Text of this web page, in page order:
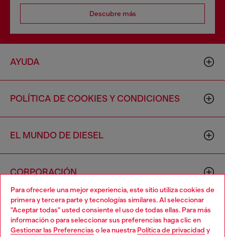
Para ofrecerle una mejor experiencia, este sitio utiliza cookies de
primera y tercera parte y tecnologías similares. Al seleccionar
"Aceptar todas" usted consiente el uso de todas ellas. Para más
información o para seleccionar sus preferencias haga clic en
Gestionar las Preferencias o lea nuestra Política de privacidad y
Descubre más
AYUDA
POLÍTICA DE COOKIES Y CONDICIONES
EL MUNDO DE DIESEL
CORPORACIÓN